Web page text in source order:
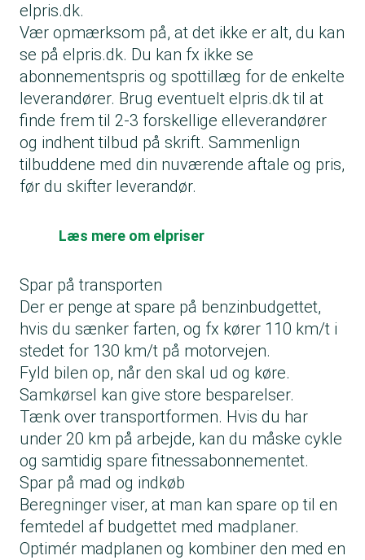
elpris.dk.
Vær opmærksom på, at det ikke er alt, du kan
se på elpris.dk. Du kan fx ikke se
abonnementspris og spottillæg for de enkelte
leverandører. Brug eventuelt elpris.dk til at
finde frem til 2-3 forskellige elleverandører
og indhent tilbud på skrift. Sammenlign
tilbuddene med din nuværende aftale og pris,
før du skifter leverandør.
Læs mere om elpriser
Spar på transporten
Der er penge at spare på benzinbudgettet,
hvis du sænker farten, og fx kører 110 km/t i
stedet for 130 km/t på motorvejen.
Fyld bilen op, når den skal ud og køre.
Samkørsel kan give store besparelser.
Tænk over transportformen. Hvis du har
under 20 km på arbejde, kan du måske cykle
og samtidig spare fitnessabonnementet.
Spar på mad og indkøb
Beregninger viser, at man kan spare op til en
femtedel af budgettet med madplaner.
Optimér madplanen og kombiner den med en